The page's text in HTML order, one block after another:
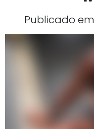
Publicado